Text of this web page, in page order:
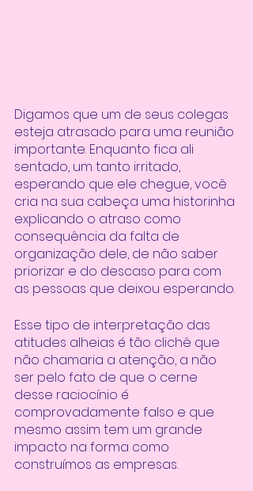
Digamos que um de seus colegas
esteja atrasado para uma reunião
importante. Enquanto fica ali
sentado, um tanto irritado,
esperando que ele chegue, você
cria na sua cabeça uma historinha
explicando o atraso como
consequência da falta de
organização dele, de não saber
priorizar e do descaso para com
as pessoas que deixou esperando.
Esse tipo de interpretação das
atitudes alheias é tão clichê que
não chamaria a atenção, a não
ser pelo fato de que o cerne
desse raciocínio é
comprovadamente falso e que
mesmo assim tem um grande
impacto na forma como
construímos as empresas.